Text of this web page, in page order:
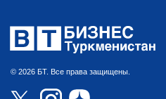
© 2026 БТ. Все права защищены.